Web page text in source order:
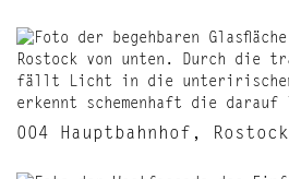
004 Hauptbahnhof, Rostock